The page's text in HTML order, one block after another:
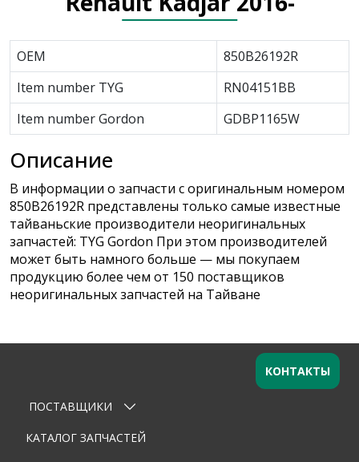
OEM
850B26192R
Item number TYG
RN04151BB
Item number Gordon
GDBP1165W
Описание
В информации о запчасти с оригинальным номером
850B26192R представлены только самые известные
тайваньские производители неоригинальных
запчастей: TYG Gordon При этом производителей
может быть намного больше — мы покупаем
продукцию более чем от 150 поставщиков
неоригинальных запчастей на Тайване
Оставьте заявку
Ваше имя
ПОСТАВЩИКИ
КАТАЛОГ ЗАПЧАСТЕЙ
КОНТАКТЫ